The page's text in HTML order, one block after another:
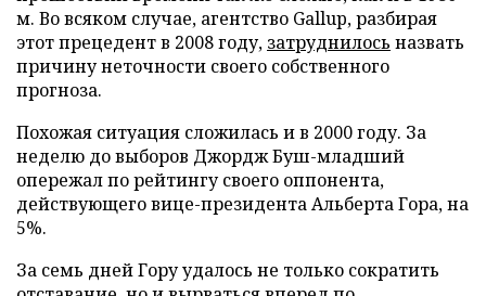
м. Во всяком случае, агентство Gallup, разбирая
этот прецедент в 2008 году, затруднилось назвать
причину неточности своего собственного
прогноза.
Похожая ситуация сложилась и в 2000 году. За
неделю до выборов Джордж Буш-младший
опережал по рейтингу своего оппонента,
действующего вице-президента Альберта Гора, на
5%.
За семь дней Гору удалось не только сократить